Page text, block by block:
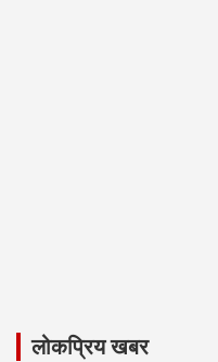
लोकप्रिय खबर